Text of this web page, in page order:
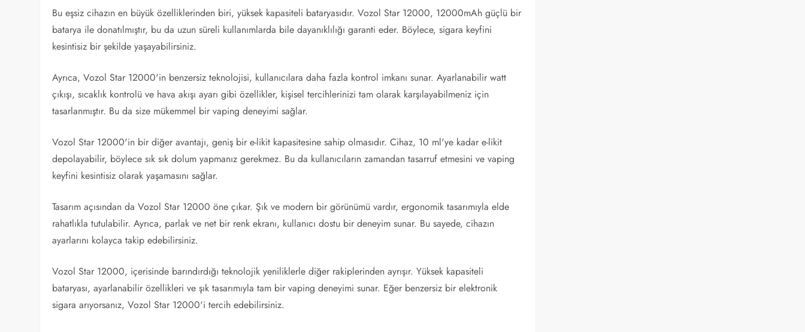
Bu eşsiz cihazın en büyük özelliklerinden biri, yüksek kapasiteli bataryasıdır. Vozol Star 12000, 12000mAh güçlü bir
batarya ile donatılmıştır, bu da uzun süreli kullanımlarda bile dayanıklılığı garanti eder. Böylece, sigara keyfini
kesintisiz bir şekilde yaşayabilirsiniz.
Ayrıca, Vozol Star 12000'in benzersiz teknolojisi, kullanıcılara daha fazla kontrol imkanı sunar. Ayarlanabilir watt
çıkışı, sıcaklık kontrolü ve hava akışı ayarı gibi özellikler, kişisel tercihlerinizi tam olarak karşılayabilmeniz için
tasarlanmıştır. Bu da size mükemmel bir vaping deneyimi sağlar.
Vozol Star 12000'in bir diğer avantajı, geniş bir e-likit kapasitesine sahip olmasıdır. Cihaz, 10 ml'ye kadar e-likit
depolayabilir, böylece sık sık dolum yapmanız gerekmez. Bu da kullanıcıların zamandan tasarruf etmesini ve vaping
keyfini kesintisiz olarak yaşamasını sağlar.
Tasarım açısından da Vozol Star 12000 öne çıkar. Şık ve modern bir görünümü vardır, ergonomik tasarımıyla elde
rahatlıkla tutulabilir. Ayrıca, parlak ve net bir renk ekranı, kullanıcı dostu bir deneyim sunar. Bu sayede, cihazın
ayarlarını kolayca takip edebilirsiniz.
Vozol Star 12000, içerisinde barındırdığı teknolojik yeniliklerle diğer rakiplerinden ayrışır. Yüksek kapasiteli
bataryası, ayarlanabilir özellikleri ve şık tasarımıyla tam bir vaping deneyimi sunar. Eğer benzersiz bir elektronik
sigara arıyorsanız, Vozol Star 12000'i tercih edebilirsiniz.